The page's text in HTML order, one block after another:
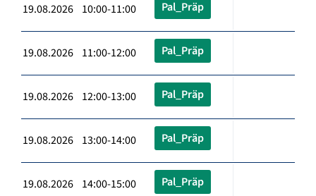
19.08.2026 10:00-11:00 Pal_Präp
19.08.2026 11:00-12:00 Pal_Präp
19.08.2026 12:00-13:00 Pal_Präp
19.08.2026 13:00-14:00 Pal_Präp
19.08.2026 14:00-15:00 Pal_Präp